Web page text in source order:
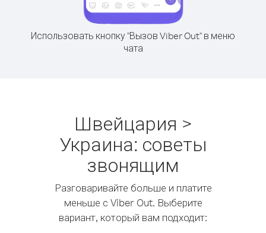
Использовать кнопку "Вызов Viber Out" в меню
чата
Швейцария >
Украина: советы
звонящим
Разговаривайте больше и платите
меньше с Viber Out. Выберите
вариант, который вам подходит: